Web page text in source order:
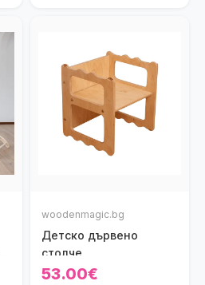
woodenmagic.bg
Детско дървено
столче
53.00€